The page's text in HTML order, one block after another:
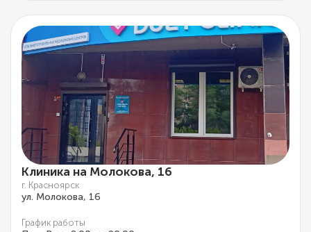
Клиника на Молокова, 16
г. Красноярск
ул. Молокова, 16
График работы